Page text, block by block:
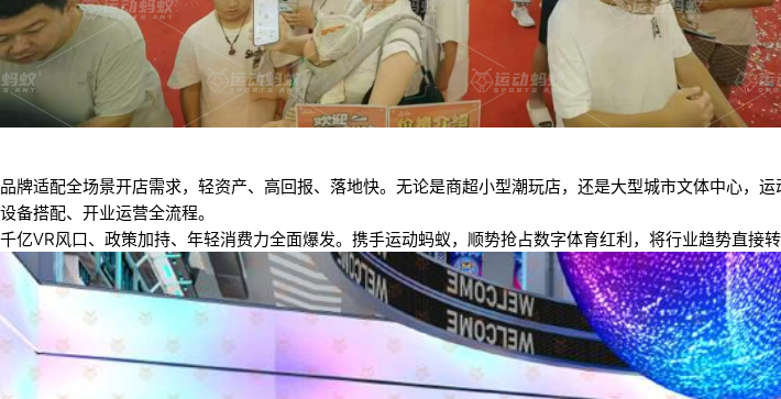
品牌适配全场景开店需求，轻资产、高回报、落地快。无论是商超小型潮玩店，还是大型城市文体中心，
设备搭配、开业运营全流程。
千亿VR风口、政策加持、年轻消费力全面爆发。携手运动蚂蚁，顺势抢占数字体育红利，将行业趋势直接